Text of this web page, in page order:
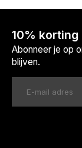
10% korting
Abonneer je op
blijven.